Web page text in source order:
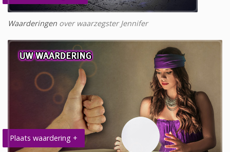
Waarderingen over waarzegster Jennifer
Plaats waardering +